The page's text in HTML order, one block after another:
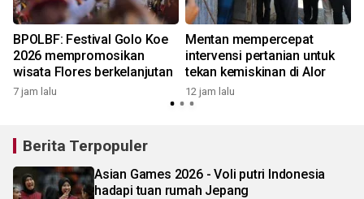
BPOLBF: Festival Golo Koe
2026 mempromosikan
wisata Flores berkelanjutan
7 jam lalu
Mentan mempercepat
intervensi pertanian untuk
tekan kemiskinan di Alor
12 jam lalu
Berita Terpopuler
Asian Games 2026 - Voli putri Indonesia
hadapi tuan rumah Jepang